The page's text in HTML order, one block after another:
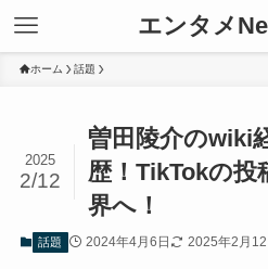
エンタメ
ホーム 話題
曽田陵介のwiki
歴！TikTokの投
界へ！
2025
2/12
話題 2024年4月6日 2025年2月12